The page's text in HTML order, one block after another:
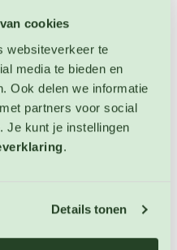
cookies
websiteverkeer te
media te bieden en
Ook delen we informatie
partners voor social
Je kunt je instellingen
.
Details tonen
3